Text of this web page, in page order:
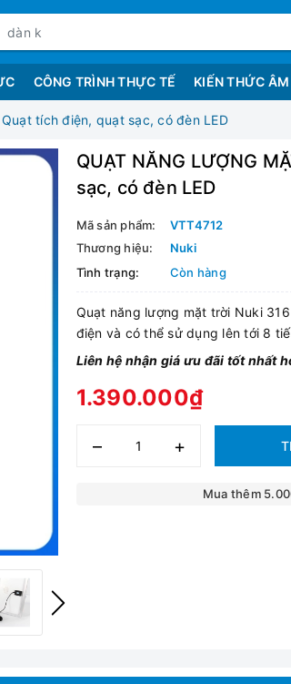
CÔNG TRÌNH THỰC TẾ KIẾN THỨC
tích điện, quạt sạc, có đèn LED
QUẠT NĂNG LƯỢNG
sạc, có đèn LED
Mã sản phẩm:
VTT4712
Thương hiệu:
Nuki
Tình trạng:
Còn hàng
Quạt năng lượng mặt trời Nuki
điện và có thể sử dụng lên tới 8
Liên hệ nhận giá ưu đãi tốt nhất
1.390.000₫
– +
Mua thêm